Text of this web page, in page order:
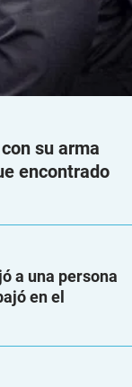
su arma
encontrado
a una persona
en el